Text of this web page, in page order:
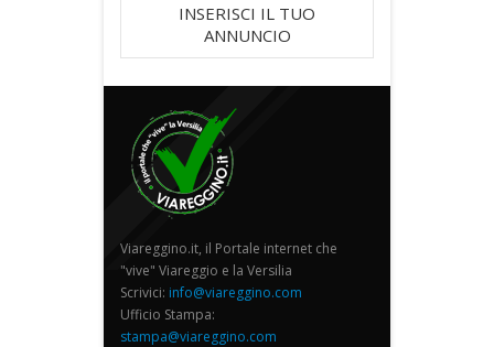
INSERISCI IL TUO
ANNUNCIO
Viareggino.it, il Portale internet che
"vive" Viareggio e la Versilia
Scrivici: info@viareggino.com
Ufficio Stampa:
stampa@viareggino.com